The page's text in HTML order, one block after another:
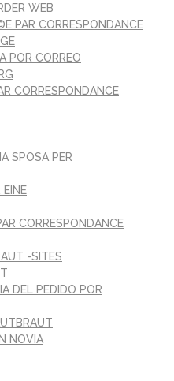
WEB
PAR CORRESPONDANCE
POR CORREO
CORRESPONDANCE
SPOSA PER
CORRESPONDANCE
-SITES
DEL PEDIDO POR
NOVIA